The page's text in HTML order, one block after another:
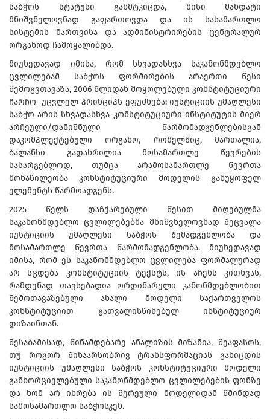
საბჭოს სტატუსი განმტკიცდა, მისი მანდატი
მნიშვნელოვნად გაფართოვდა და ის სასამართლო
სისტემის მართვისა და ადმინისტრირების ცენტრალურ
ორგანოდ ჩამოყალიბდა.
მიუხედავად იმისა, რომ სხვადასხვა საკანონმდებლო
ცვლილებამ საბჭოს ფორმირების არაერთი წესი
შემოგვთავაზა, 2006 წლიდან მოყოლებული კონსტიტუციური
ჩარჩო უცვლელ პრინციპს ეფუძნება: იუსტიციის უმაღლესი
საბჭო არის სხვადასხვა კონსტიტუციური ინსტიტუტის მიერ
არჩეული/დანიშნული წარმომადგენლებისგან
დაკომპლექტებული ორგანო, რომელშიც, მართალია,
ბალანსი გადახრილია მოსამართლე წევრების
სასარგებლოდ, თუმცა არამოსამართლე წევრთა
მონაწილეობა კონსტიტუციური მოდელის განუყოფელ
ელემენტს წარმოადგენს.
2025 წელს დაჩქარებული წესით მიღებულმა
საკანონმდებლო ცვლილებებმა მნიშვნელოვნად შეცვალა
იუსტიციის უმაღლესი საბჭოს შემადგენლობა და
მოსამართლე წევრთა წარმომადგენლობა. მიუხედავად
იმისა, რომ ეს საკანონმდებლო ცვლილება ფორმალურად
არ სცდება კონსტიტუციის ტექსტს, ის აჩენს კითხვას,
რამდენად თავსებადია ორდინარული კანონმდებლობით
შემოთავაზებული ახალი მოდელი საქართველოს
კონსტიტუციით გათვალისწინებულ ინსტიტუციურ
დიზაინთან.
შესაბამისად, წინამდებარე ანალიზის მიზანია, შეაფასოს,
თუ როგორ შინაარსობრივ ტრანსფორმაციას განიცდის
იუსტიციის უმაღლესი საბჭოს კონსტიტუციური მოდელი
განხორციელებული საკანონმდებლო ცვლილებების ფონზე
და ხომ არ იხრება ის შერეული მოდელიდან წმინდად
სამოსამართლო საბჭოსკენ.